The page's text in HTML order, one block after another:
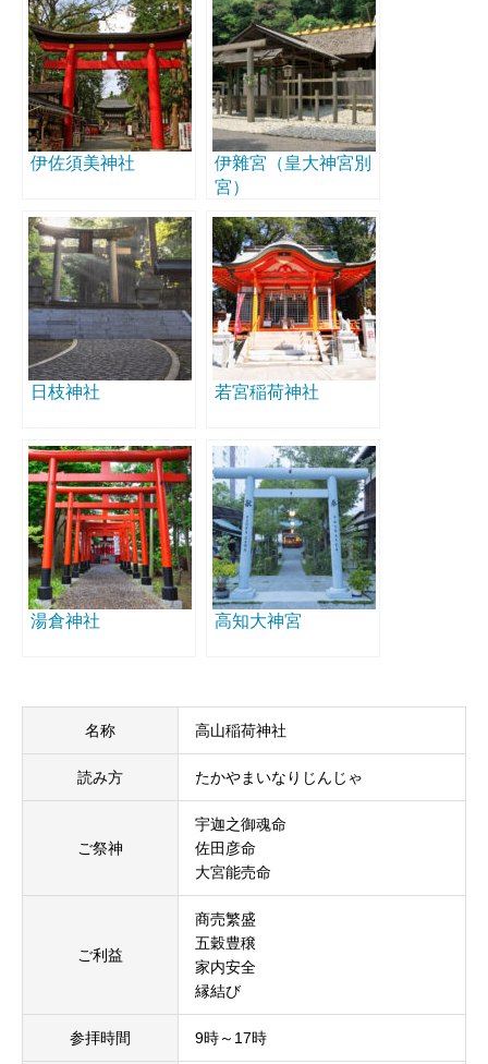
伊佐須美神社
伊雜宮（皇大神宮別
宮）
日枝神社 若宮稲荷神社
湯倉神社 高知大神宮
名称 高山稲荷神社
読み方 たかやまいなりじんじゃ
ご祭神
宇迦之御魂命
佐田彦命
大宮能売命
ご利益
商売繁盛
五穀豊穣
家内安全
縁結び
参拝時間 9時～17時